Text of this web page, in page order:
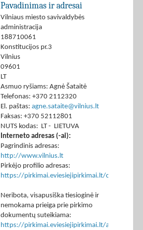
Pavadinimas ir adresai
Vilniaus miesto savivaldybės
administracija
188710061
Konstitucijos pr.3
Vilnius
09601
LT
Asmuo ryšiams: Agnė Šataitė
Telefonas: +370 2112320
El. paštas: agne.sataite@vilnius.lt
Faksas: +370 52112801
NUTS kodas: LT - LIETUVA
Interneto adresas (-ai):
Pagrindinis adresas:
http://www.vilnius.lt
Pirkėjo profilio adresas:
https://pirkimai.eviesiejipirkimai.lt/ctm/
Neribota, visapusiška tiesioginė ir
nemokama prieiga prie pirkimo
dokumentų suteikiama:
https://pirkimai.eviesiejipirkimai.lt/app/rfq/